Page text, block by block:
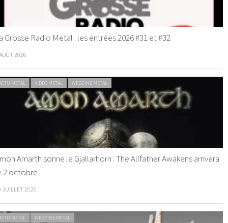
Grosse Radio Metal : les entrées 2026 #31 et #32
2026
METAL VIDEO METAL WEBZINE METAL
Amarth sonne le Gjallarhorn : The Allfather Awakens arrivera
2 octobre
JUILLET 2026
METAL WEBZINE METAL